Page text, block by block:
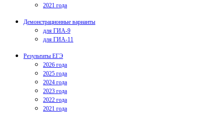
2021 года
Демонстрационные варианты
для ГИА-9
для ГИА-11
Результаты ЕГЭ
2026 года
2025 года
2024 года
2023 года
2022 года
2021 года